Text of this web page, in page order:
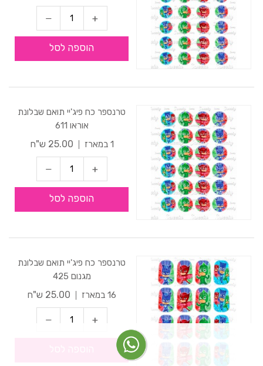
הוספה לסל
טרנספר כח פיג'יי תואם שבלונת
אוראו 611
1 במארז
25.00 ש"ח
הוספה לסל
טרנספר כח פיג'יי תואם שבלונת
מגנום 425
16 במארז
25.00 ש"ח